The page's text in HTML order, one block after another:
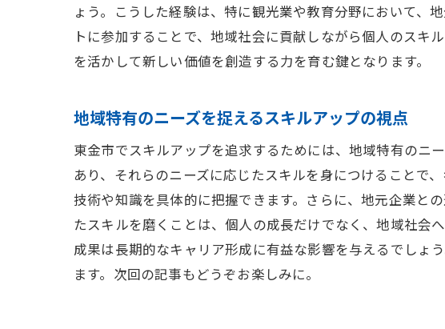
継続的
スキル
自分を
地元で
成功事
スキル
地域で
スキル
ょう。こうした経験は、特に観光業や教育分野において、
トに参加することで、地域社会に貢献しながら個人のスキ
を活かして新しい価値を創造する力を育む鍵となります。
地域特有のニーズを捉えるスキルアップの視点
東金市でスキルアップを追求するためには、地域特有のニ
あり、それらのニーズに応じたスキルを身につけることで
技術や知識を具体的に把握できます。さらに、地元企業と
たスキルを磨くことは、個人の成長だけでなく、地域社会
成果は長期的なキャリア形成に有益な影響を与えるでしょ
ます。次回の記事もどうぞお楽しみに。